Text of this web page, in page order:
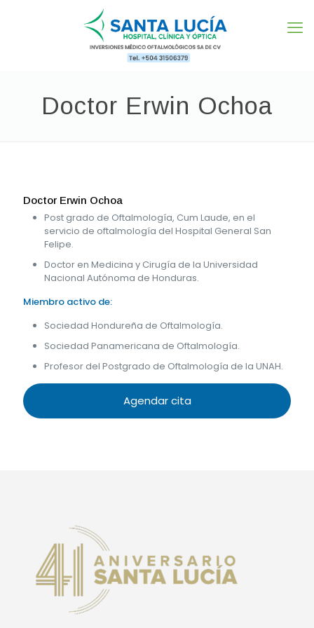
Doctor Erwin Ochoa
Doctor Erwin Ochoa
Post grado de Oftalmología, Cum Laude, en el
servicio de oftalmología del Hospital General San
Felipe.
Doctor en Medicina y Cirugía de la Universidad
Nacional Autónoma de Honduras.
Miembro activo de:
Sociedad Hondureña de Oftalmología.
Sociedad Panamericana de Oftalmología.
Profesor del Postgrado de Oftalmología de la UNAH.
Agendar cita